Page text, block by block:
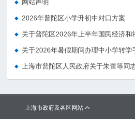
网站声明
2026年普陀区小学升初中对口方案
关于2026年暑假期间办理中小学转学
上海市普陀区人民政府关于朱蕾等同
上海市政府及各区网站 